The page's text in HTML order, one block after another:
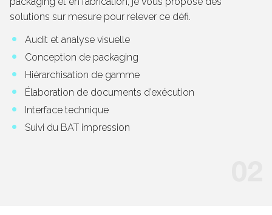
solutions sur mesure pour relever ce défi.
Audit et analyse visuelle
Conception de packaging
Hiérarchisation de gamme
Élaboration de documents d’exécution
Interface technique
Suivi du BAT impression